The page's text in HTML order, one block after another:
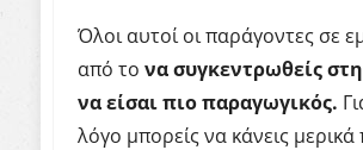
Όλοι αυτοί οι παράγοντες σε
από το να συγκεντρωθείς
να είσαι πιο παραγωγικός.
λόγο μπορείς να κάνεις